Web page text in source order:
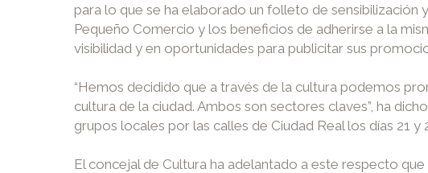
para lo que se ha elaborado un folleto de
Pequeño Comercio y los beneficios de adherirse a la
visibilidad y en oportunidades para publicitar sus
“Hemos decidido que a través de la cultura podemos
cultura de la ciudad. Ambos son sectores claves”, ha
grupos locales por las calles de Ciudad Real los días 21
El concejal de Cultura ha adelantado a este respecto